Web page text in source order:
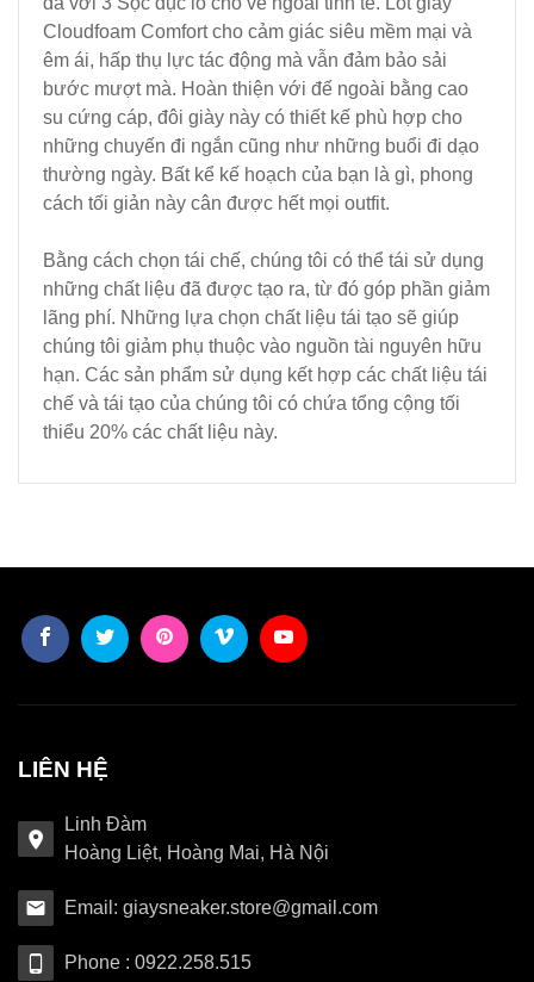
Cloudfoam Comfort cho cảm giác siêu mềm mại và
êm ái, hấp thụ lực tác động mà vẫn đảm bảo sải
bước mượt mà. Hoàn thiện với đế ngoài bằng cao
su cứng cáp, đôi giày này có thiết kế phù hợp cho
những chuyến đi ngắn cũng như những buổi đi dạo
thường ngày. Bất kể kế hoạch của bạn là gì, phong
cách tối giản này cân được hết mọi outfit.
Bằng cách chọn tái chế, chúng tôi có thể tái sử dụng
những chất liệu đã được tạo ra, từ đó góp phần giảm
lãng phí. Những lựa chọn chất liệu tái tạo sẽ giúp
chúng tôi giảm phụ thuộc vào nguồn tài nguyên hữu
hạn. Các sản phẩm sử dụng kết hợp các chất liệu tái
chế và tái tạo của chúng tôi có chứa tổng cộng tối
thiểu 20% các chất liệu này.
LIÊN HỆ
Linh Đàm
Hoàng Liệt, Hoàng Mai, Hà Nội
Email: giaysneaker.store@gmail.com
Phone : 0922.258.515